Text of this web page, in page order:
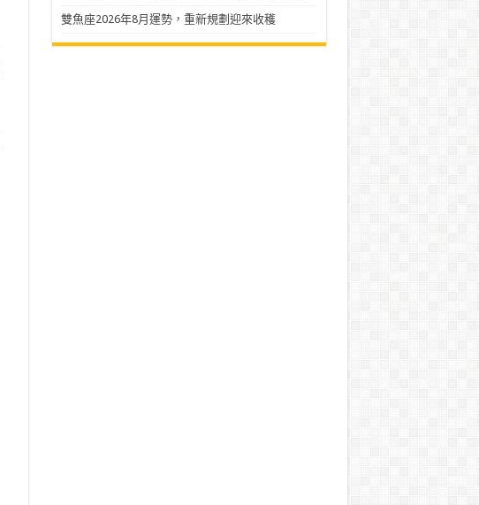
雙魚座2026年8月運勢，重新規劃迎來收穫